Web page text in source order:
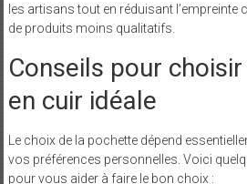
les artisans tout en réduisant l’empreinte
de produits moins qualitatifs.
Conseils pour
en cuir idéale
Le choix de la pochette dépend
vos préférences personnelles. Voici
pour vous aider à faire le bon choix :